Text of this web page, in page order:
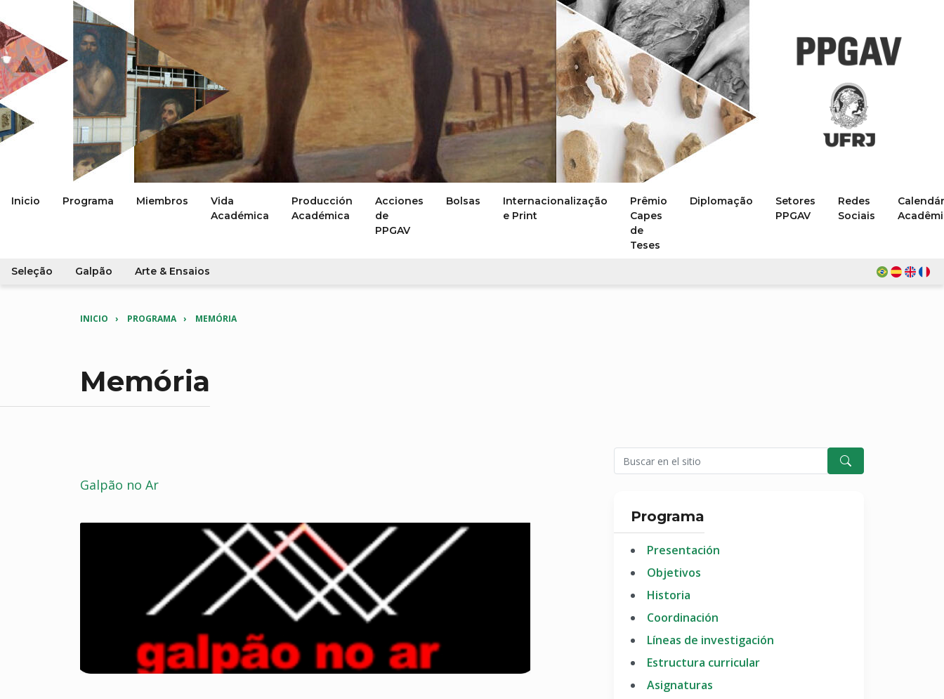
Inicio Programa Miembros
Vida
Académica
Producción
Académica
Acciones
de
PPGAV
Bolsas
Internacionalização
e Print
Prêmio
Capes
de
Teses
Diplomação
Setores
PPGAV
Redes
Sociais
Seleção Galpão Arte & Ensaios
INICIO PROGRAMA MEMÓRIA
Memória
Galpão no Ar
Programa
Presentación
Objetivos
Historia
Coordinación
Líneas de investigación
Estructura curricular
Asignaturas